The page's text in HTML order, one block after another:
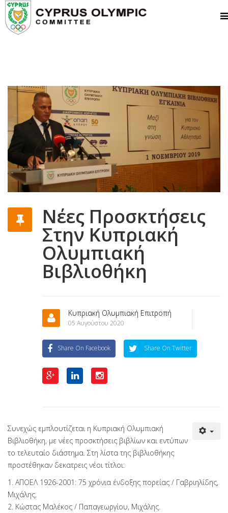
Νέες Προσκτήσεις
Στην Κυπριακή
Ολυμπιακή
Βιβλιοθήκη
Κυπριακή Ολυμπιακή Επιτροπή
05 Αυγούστου 2020
Share On Facebook Share On Twitter
Συνεχώς εμπλουτίζεται η Κυπριακή Ολυμπιακή
Βιβλιοθήκη, με νέες προσκτήσεις βιβλίων και εντύπων
το τελευταίο διάστημα. Στη λίστα της βιβλιοθήκης
προστέθηκαν δεκατρεις νέοι τίτλοι:
1. ΑΠΟΕΛ 1926-2001: 75 χρόνια ένδοξης πορείας / Γαβριηλίδης,
Μιχάλης.
2. Κώστας Μαλέκος / Παπαγεωργίου, Μιχάλης.